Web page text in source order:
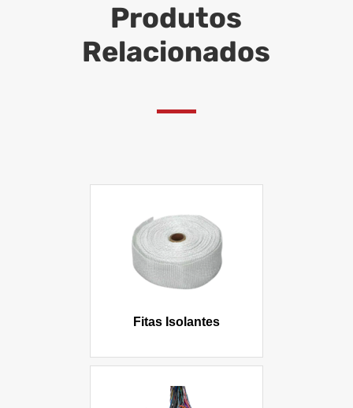
Produtos
Relacionados
Fitas Isolantes